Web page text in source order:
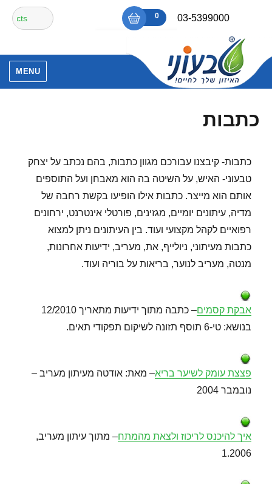
content
03-5399000
₪0
0
אין מוצרים בסל הקניות.
חיפוש
עבור:
MENU
כתבות
כתבות- קיבצנו עבורכם מגוון כתבות, בהם נכתב על יצחק
טבעוני- האיש, על השיטה בה הוא מאבחן ועל התוספים
אותם הוא מייצר. כתבות אילו הופיעו בקשת רחבה של
מדיה, עיתונים יומיים, מגזינים, פורטלי אינטרנט, ירחונים
רפואיים לקהל מקצועי ועוד. בין העיתונים ניתן למצוא
כתבות מעיתוני, ניולייף, את, מעריב, ידיעות אחרונות,
מנטה, מעריב לנוער, בריאות על בוריה ועוד.
אבקת קסמים
– כתבה מתוך ידיעות מתאריך 12/2010
בנושא: טי-6 תוסף תזונה לשיקום תפקודי תאים.
פצצת עומק לשיער בריא– מאת: אודטה מעיתון מעריב –
נובמבר 2004
איך להיכנס לריכוז ולצאת מהמתח– מתוך עיתון מעריב,
1.2006